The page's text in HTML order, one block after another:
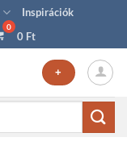
Inspirációk
0 Ft
+